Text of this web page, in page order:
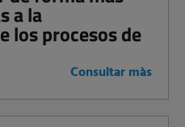
a la
los procesos de
Consultar màs